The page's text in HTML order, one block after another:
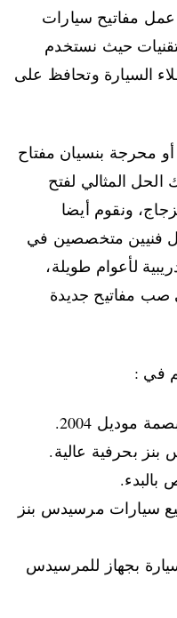
24 ساعة في عمل مفاتيح سيارات
حيث نستخدم
السيارة وتحافظ على
محرجة بنسيان مفتاح
المثالي لفتح
ونقوم أيضا
فنيين متخصصين في
لأعوام طويلة،
صب مفاتيح جديدة
في :
موديل 2004.
بحرفية عالية.
سيارات مرسيدس بنز
بجهاز للمرسيدس